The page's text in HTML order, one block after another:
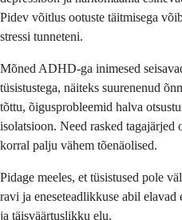
Pidev võitlus ootuste täitmisega
stressi tunneteni.
Mõned ADHD-ga inimesed
tüsistustega, näiteks suurenenud
tõttu, õigusprobleemid halva
isolatsioon. Need rasked tagajärjed
korral palju vähem tõenäolised.
Pidage meeles, et tüsistused pole
ravi ja eneseteadlikkuse abil
ja täisväärtuslikku elu.